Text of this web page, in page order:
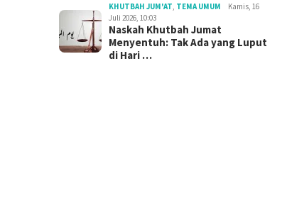
KHUTBAH JUM'AT, TEMA UMUM
Kamis, 16
Juli 2026, 10:03
Naskah Khutbah Jumat
Menyentuh: Tak Ada yang Luput
di Hari …